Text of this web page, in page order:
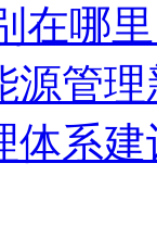
在哪
源管
体系